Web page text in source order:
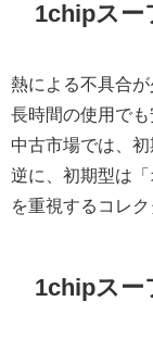
1chipスー
熱による不具合が
長時間の使用で
中古市場では、
逆に、初期型は「
を重視するコレク
1chipスー